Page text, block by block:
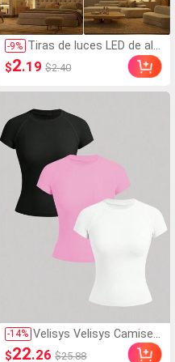
-9% Tiras de luces LED de alt
a luminosidad, barra de lu
z LED flexible, alimentada
cil instalación, adecuada
para fondo de TV, dormit
orio, sala de estar, pasill
o, cocina, decoración DIY
$2.19 $2.40
-14% Velisys Velisys Camiset
a deportiva sin costura
$22.26 $25.88